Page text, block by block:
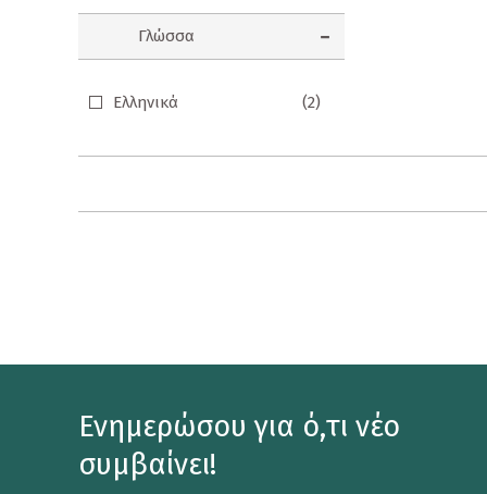
Προσφορές
Ευχετήριες Κάρτες
Καρφίτσες
Γλώσσα
Ελληνικά (2)
Ενημερώσου για ό,τι νέο
συμβαίνει!